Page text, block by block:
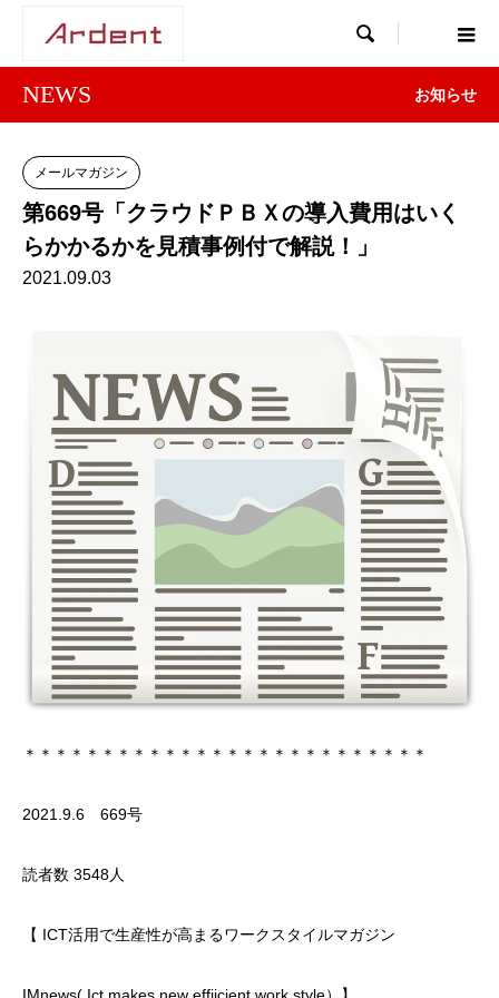

NEWS お知らせ
メールマガジン
第669号「クラウドＰＢＸの導入費用はいく
らかかるかを見積事例付で解説！」
2021.09.03
＊＊＊＊＊＊＊＊＊＊＊＊＊＊＊＊＊＊＊＊＊＊＊＊＊＊
2021.9.6 669号
読者数 3548人
【 ICT活用で生産性が高まるワークスタイルマガジン
IMnews( Ict makes new effiicient work style）】